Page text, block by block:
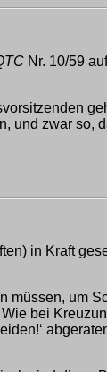
Nr. 10/59
und zwar so,
in Kraft
müssen, um
bei